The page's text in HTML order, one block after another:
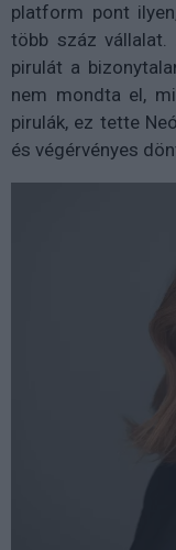
platform pont
több száz vállalat.
pirulát a
nem mondta el,
pirulák, ez tette
és végérvényes